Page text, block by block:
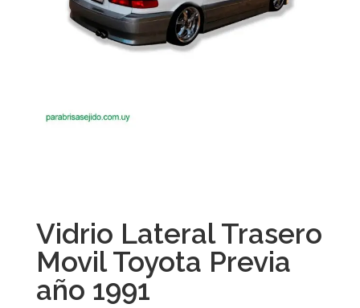
Vidrio Lateral Trasero
Movil Toyota Previa
año 1991